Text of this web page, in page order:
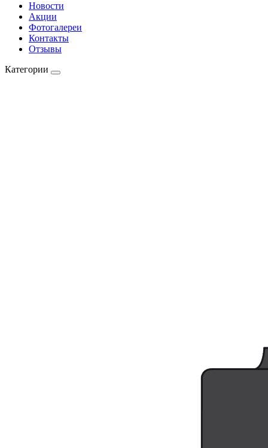
Новости
Акции
Фотогалереи
Контакты
Отзывы
Категории